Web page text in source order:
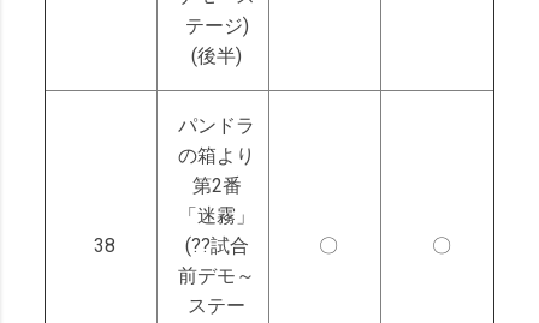
テージ)
(後半)
38
パンドラ
の箱より
第2番
「迷霧」
(??試合
前デモ～
ステー
〇 〇